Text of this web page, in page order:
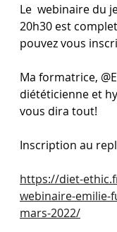
Le  webinaire du
20h30 est
pouvez vous
Ma formatrice,
diététicienne et
vous dira tout!
Inscription au
https://diet-
webinaire-emilie-
mars-2022/